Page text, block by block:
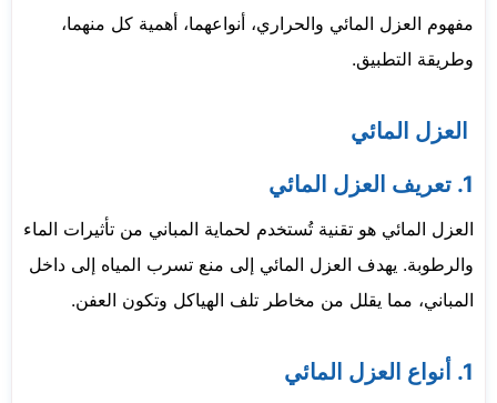
مفهوم العزل المائي والحراري، أنواعهما، أهمية كل منهما،
وطريقة التطبيق.
العزل المائي
1. تعريف العزل المائي
العزل المائي هو تقنية تُستخدم لحماية المباني من تأثيرات الماء
والرطوبة. يهدف العزل المائي إلى منع تسرب المياه إلى داخل
المباني، مما يقلل من مخاطر تلف الهياكل وتكون العفن.
1. أنواع العزل المائي